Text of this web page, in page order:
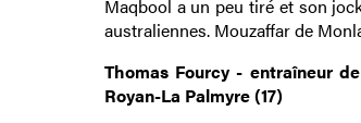
Maqbool a un peu tiré et son
australiennes. Mouzaffar de
Thomas Fourcy - entraîneur
Royan-La Palmyre (17)